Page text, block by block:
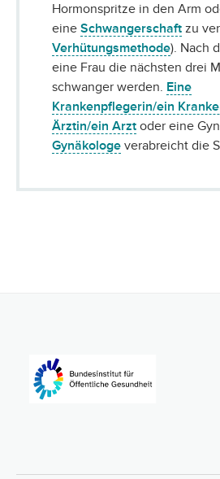
Hormonspritze in den Arm
eine Schwangerschaft zu
Verhütungsmethode). Nach
eine Frau die nächsten drei
schwanger werden. Eine
Krankenpflegerin/ein
Ärztin/ein Arzt oder eine
Gynäkologe verabreicht die